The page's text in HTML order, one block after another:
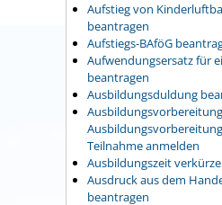
Aufstieg von
beantragen
Aufstiegs-BAföG
Aufwendungsersatz für
beantragen
Ausbildungsduldung
Teilnahme anmelden
Ausbildungszeit
Ausdruck aus dem
beantragen